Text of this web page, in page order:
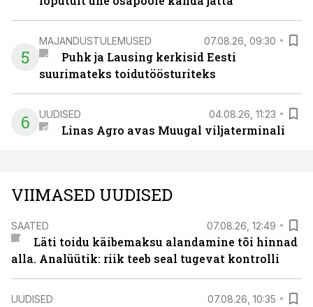
5
MAJANDUSTULEMUSED 07.08.26, 09:30
Puhk ja Lausing kerkisid Eesti
suurimateks toidutöösturiteks
6 UUDISED 04.08.26, 11:23
Linas Agro avas Muugal viljaterminali
VIIMASED UUDISED
SAATED 07.08.26, 12:49
Läti toidu käibemaksu alandamine tõi hinnad
alla. Analüütik: riik teeb seal tugevat kontrolli
UUDISED 07.08.26, 10:35